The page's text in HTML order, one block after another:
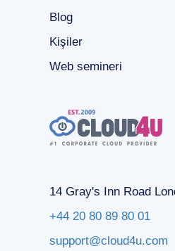
Blog
Kişiler
Web semineri
14 Gray's Inn Road
+44 20 80 89 80 01
support@cloud4u.com